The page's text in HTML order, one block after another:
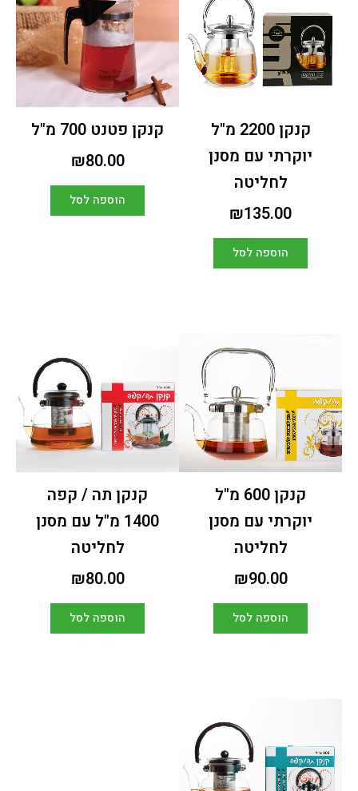
קנקן 2200 מ"ל
יוקרתי עם מסנן
לחליטה
₪135.00
הוספה לסל
קנקן פטנט 700 מ"ל
₪80.00
הוספה לסל
קנקן 600 מ"ל
יוקרתי עם מסנן
לחליטה
₪90.00
הוספה לסל
קנקן תה / קפה
1400 מ"ל עם מסנן
לחליטה
₪80.00
הוספה לסל